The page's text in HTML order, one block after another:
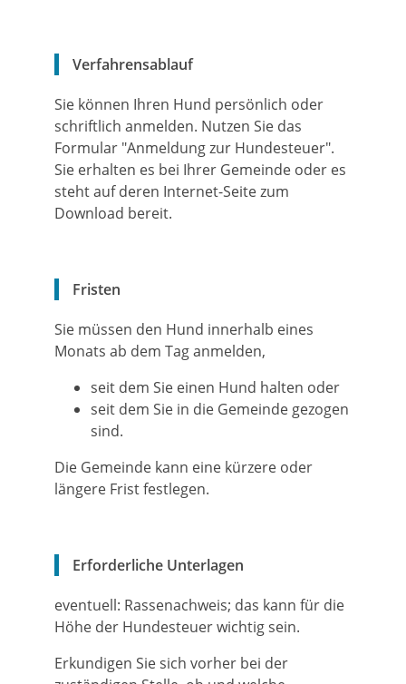
Verfahrensablauf
Sie können Ihren Hund persönlich oder
schriftlich anmelden. Nutzen Sie das
Formular "Anmeldung zur Hundesteuer".
Sie erhalten es bei Ihrer Gemeinde oder es
steht auf deren Internet-Seite zum
Download bereit.
Fristen
Sie müssen den Hund innerhalb eines
Monats ab dem Tag anmelden,
seit dem Sie einen Hund halten oder
seit dem Sie in die Gemeinde gezogen
sind.
Die Gemeinde kann eine kürzere oder
längere Frist festlegen.
Erforderliche Unterlagen
eventuell: Rassenachweis; das kann für die
Höhe der Hundesteuer wichtig sein.
Erkundigen Sie sich vorher bei der